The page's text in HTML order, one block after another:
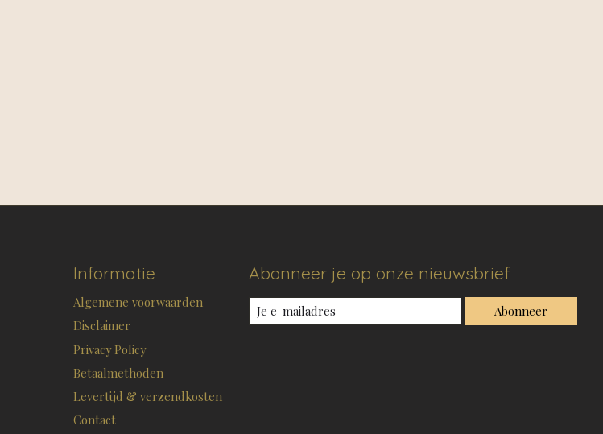
Informatie
Algemene voorwaarden
Disclaimer
Privacy Policy
Betaalmethoden
Levertijd & verzendkosten
Contact
Abonneer je op onze nieuwsbrief
Abonneer